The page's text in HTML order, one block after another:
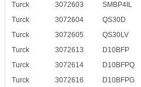
Turck
3072603
SMBP4IL
Turck
3072604
QS30D
Turck
3072605
QS30LV
Turck
3072613
D10BFP
Turck
3072614
D10BFPQ
Turck
3072616
D10BFPG